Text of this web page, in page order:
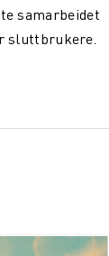
samarbeidet
sluttbrukere.